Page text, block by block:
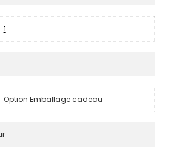
1
Option Emballage cadeau